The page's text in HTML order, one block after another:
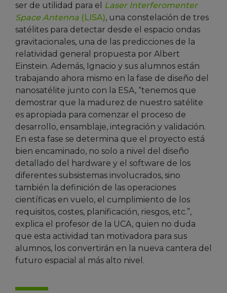
ser de utilidad para el Laser Interferomenter
Space Antenna (LISA), una constelación de tres
satélites para detectar desde el espacio ondas
gravitacionales, una de las predicciones de la
relatividad general propuesta por Albert
Einstein. Además, Ignacio y sus alumnos están
trabajando ahora mismo en la fase de diseño del
nanosatélite junto con la ESA, “tenemos que
demostrar que la madurez de nuestro satélite
es apropiada para comenzar el proceso de
desarrollo, ensamblaje, integración y validación.
En esta fase se determina que el proyecto está
bien encaminado, no solo a nivel del diseño
detallado del hardware y el software de los
diferentes subsistemas involucrados, sino
también la definición de las operaciones
científicas en vuelo, el cumplimiento de los
requisitos, costes, planificación, riesgos, etc.”,
explica el profesor de la UCA, quien no duda
que esta actividad tan motivadora para sus
alumnos, los convertirán en la nueva cantera del
futuro espacial al más alto nivel.